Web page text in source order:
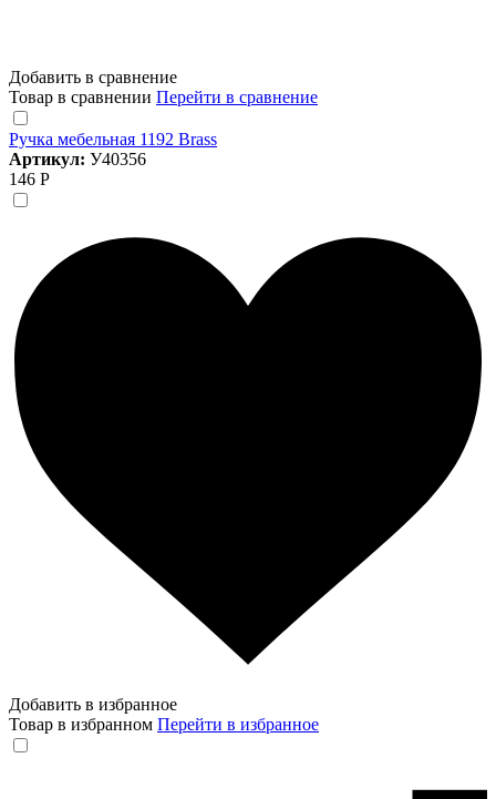
Добавить в сравнение
Товар в сравнении Перейти в сравнение
Ручка мебельная 1192 Brass
Артикул: У40356
146 Р
Добавить в избранное
Товар в избранном Перейти в избранное